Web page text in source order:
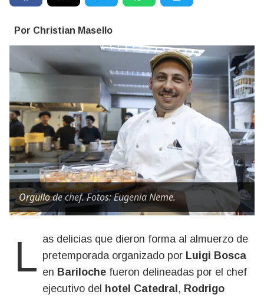
Por Christian Masello
Orgullo de chef. Fotos: Eugenia Neme.
Las delicias que dieron forma al almuerzo de pretemporada organizado por Luigi Bosca
en Bariloche fueron delineadas por el chef
ejecutivo del hotel Catedral , Rodrigo